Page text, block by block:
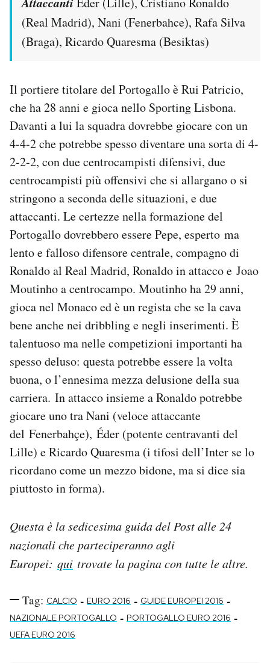
(Real Madrid), Nani (Fenerbahce), Rafa Silva
(Braga), Ricardo Quaresma (Besiktas)
Il portiere titolare del Portogallo è Rui Patricio,
che ha 28 anni e gioca nello Sporting Lisbona.
Davanti a lui la squadra dovrebbe giocare con un
4-4-2 che potrebbe spesso diventare una sorta di 4-
2-2-2, con due centrocampisti difensivi, due
centrocampisti più offensivi che si allargano o si
stringono a seconda delle situazioni, e due
attaccanti. Le certezze nella formazione del
Portogallo dovrebbero essere Pepe, esperto ma
lento e falloso difensore centrale, compagno di
Ronaldo al Real Madrid, Ronaldo in attacco e Joao
Moutinho a centrocampo. Moutinho ha 29 anni,
gioca nel Monaco ed è un regista che se la cava
bene anche nei dribbling e negli inserimenti. È
talentuoso ma nelle competizioni importanti ha
spesso deluso: questa potrebbe essere la volta
buona, o l’ennesima mezza delusione della sua
carriera. In attacco insieme a Ronaldo potrebbe
giocare uno tra Nani (veloce attaccante
del Fenerbahçe), Éder (potente centravanti del
Lille) e Ricardo Quaresma (i tifosi dell’Inter se lo
ricordano come un mezzo bidone, ma si dice sia
piuttosto in forma).
Questa è la sedicesima guida del Post alle 24
nazionali che parteciperanno agli
Europei: qui trovate la pagina con tutte le altre.
Tag: CALCIO - EURO 2016 - GUIDE EUROPEI 2016 -
NAZIONALE PORTOGALLO - PORTOGALLO EURO 2016 -
UEFA EURO 2016